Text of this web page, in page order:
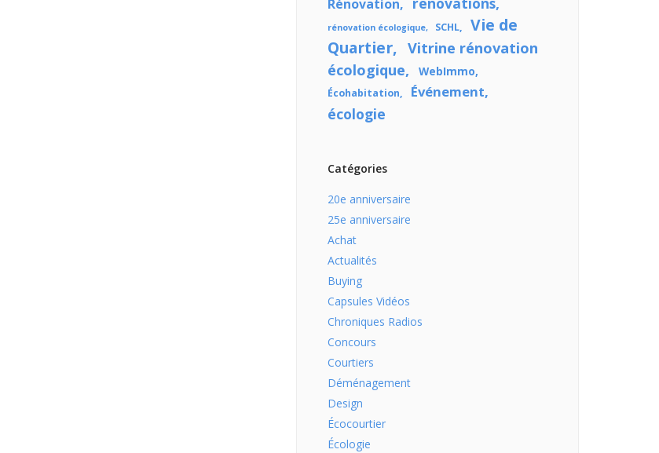
Rénovation
rénovation écologique SCHL
Vie de
Quartier
Vitrine rénovation
écologique
WebImmo
Écohabitation Événement
écologie
Catégories
20e anniversaire
25e anniversaire
Achat
Actualités
Buying
Capsules Vidéos
Chroniques Radios
Concours
Courtiers
Déménagement
Design
Écocourtier
Écologie